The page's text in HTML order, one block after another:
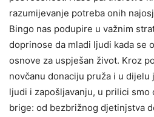
razumijevanje potreba onih
Bingo nas podupire u važnim
doprinose da mladi ljudi kada se
osnove za uspješan život. Kroz
novčanu donaciju pruža i u dijelu
ljudi i zapošljavanju, u prilici smo
brige: od bezbrižnog djetinjstva